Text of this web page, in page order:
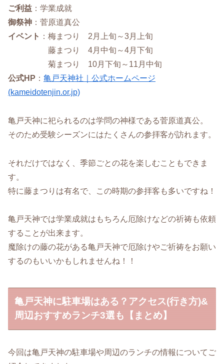
ご利益 ：学業成就
御祭神 ：菅原道真公
イベント ：梅まつり 2月上旬～3月上旬
藤まつり 4月中旬～4月下旬
菊まつり 10月下旬～11月中旬
公式HP ： 亀戸天神社｜公式ホームページ
(kameidotenjin.or.jp)
亀戸天神に祀られるのは学問の神様である菅原道真公。
そのため受験シーズンにはたくさんの参拝客が訪れます。
それだけではなく、季節ごとの花を楽しむこともできま
す。
特に藤まつりは有名で、この時期の参拝客も多いですね！
亀戸天神では学業成就はもちろん厄除けなどの祈祷も依頼
することが出来ます。
魔除けの藤の花がある亀戸天神で厄除けやご祈祷をお願い
するのもいいかもしれませんね！！
亀戸天神に駐車場はある？アクセス(行き方)&
周辺おすすめランチ3選も【まとめ】
今回は亀戸天神の駐車場や周辺のランチの情報についてご